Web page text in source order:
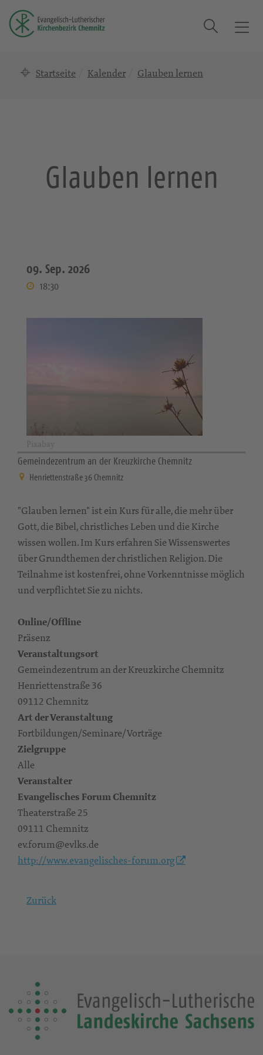
T
Suche
Startseite Kalender Glauben lernen
Glauben lernen
09. Sep. 2026
18:30
Gemeindezentrum an der Kreuzkirche Chemnitz
Henriettenstraße 36 Chemnitz
"Glauben lernen" ist ein Kurs für alle, die mehr über
Gott, die Bibel, christliches Leben und die Kirche
wissen wollen. Im Kurs erfahren Sie Wissenswertes
über Grundthemen der christlichen Religion. Die
Teilnahme ist kostenfrei, ohne Vorkenntnisse möglich
und verpflichtet Sie zu nichts.
Online/Offline
Präsenz
Veranstaltungsort
Gemeindezentrum an der Kreuzkirche Chemnitz
Henriettenstraße 36
09112 Chemnitz
Art der Veranstaltung
Fortbildungen/Seminare/Vorträge
Zielgruppe
Alle
Veranstalter
Evangelisches Forum Chemnitz
Theaterstraße 25
09111 Chemnitz
ev.forum@evlks.de
http://www.evangelisches-forum.org
Zurück